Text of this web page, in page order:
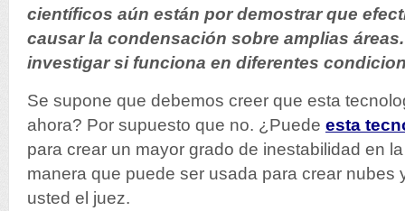
científicos aún están por demostrar que
causar la condensación sobre amplias
investigar si funciona en diferentes
Se supone que debemos creer que esta
ahora? Por supuesto que no. ¿Puede esta
para crear un mayor grado de inestabilidad en
manera que puede ser usada para crear nubes
usted el juez.